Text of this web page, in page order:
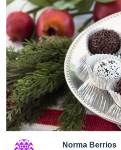
Norma Berrios